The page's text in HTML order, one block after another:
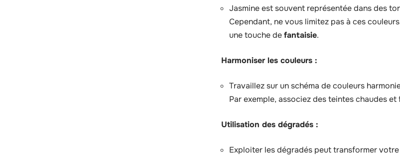
Jasmine est souvent représentée dans des
Cependant, ne vous limitez pas à ces
une touche defantaisie.
Harmoniser les couleurs :
Travaillez sur un schéma de couleurs
Par exemple, associez des teintes chaudes
Utilisation des dégradés :
Exploiter les dégradés peut transformer